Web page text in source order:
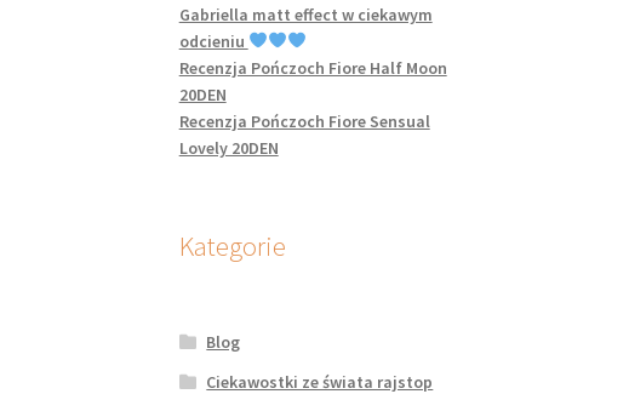
Gabriella matt effect w ciekawym
odcieniu
Recenzja Pończoch Fiore Half Moon
20DEN
Recenzja Pończoch Fiore Sensual
Lovely 20DEN
Kategorie
Blog
Ciekawostki ze świata rajstop